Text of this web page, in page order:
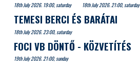
18th July 2026. 19:00, saturday 18th July 2026. 21:00, saturday
TEMESI BERCI ÉS BARÁTAI
18th July 2026. 23:00, saturday
FOCI VB DÖNTŐ - KÖZVETÍTÉS
19th July 2026. 21:00, sunday